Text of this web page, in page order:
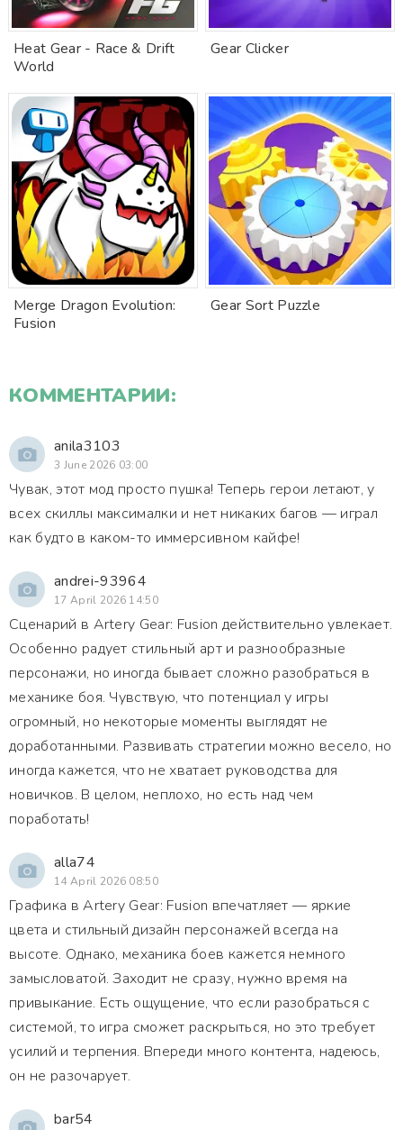
Heat Gear - Race & Drift
World
Gear Clicker
Merge Dragon Evolution:
Fusion
Gear Sort Puzzle
КОММЕНТАРИИ:
anila3103
3 June 2026 03:00
Чувак, этот мод просто пушка! Теперь герои летают, у
всех скиллы максималки и нет никаких багов — играл
как будто в каком-то иммерсивном кайфе!
andrei-93964
17 April 2026 14:50
Сценарий в Artery Gear: Fusion действительно увлекает.
Особенно радует стильный арт и разнообразные
персонажи, но иногда бывает сложно разобраться в
механике боя. Чувствую, что потенциал у игры
огромный, но некоторые моменты выглядят не
доработанными. Развивать стратегии можно весело, но
иногда кажется, что не хватает руководства для
новичков. В целом, неплохо, но есть над чем
поработать!
alla74
14 April 2026 08:50
Графика в Artery Gear: Fusion впечатляет — яркие
цвета и стильный дизайн персонажей всегда на
высоте. Однако, механика боев кажется немного
замысловатой. Заходит не сразу, нужно время на
привыкание. Есть ощущение, что если разобраться с
системой, то игра сможет раскрыться, но это требует
усилий и терпения. Впереди много контента, надеюсь,
он не разочарует.
bar54